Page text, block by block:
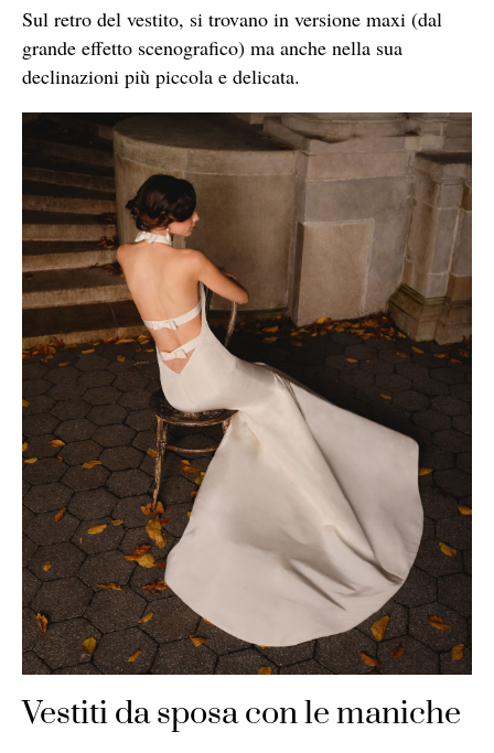
Sul retro del vestito, si trovano in versione maxi (dal
grande effetto scenografico) ma anche nella sua
declinazioni più piccola e delicata.
Vestiti da sposa con le maniche